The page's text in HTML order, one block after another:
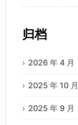
归档
2026 年 4 月
2025 年 10 月
2025 年 9 月